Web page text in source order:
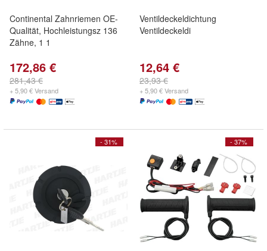
Continental Zahnriemen OE-
Qualität, Hochleistungsz 136
Zähne, 1 1
172,86 €
281,43 €
+ 5,90 € Versand
Ventildeckeldichtung
Ventildeckeldi
12,64 €
23,93 €
+ 5,90 € Versand
- 31% - 37%